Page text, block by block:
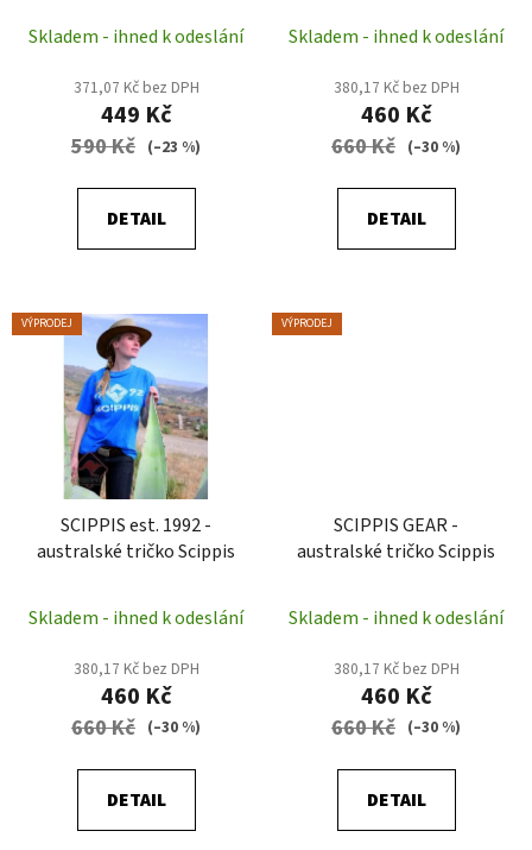
Skladem - ihned k odeslání
371,07 Kč bez DPH
449 Kč
590 Kč (–23 %)
DETAIL
Skladem - ihned k odeslání
380,17 Kč bez DPH
460 Kč
660 Kč (–30 %)
DETAIL
VÝPRODEJ
SCIPPIS est. 1992 -
australské tričko Scippis
Skladem - ihned k odeslání
380,17 Kč bez DPH
460 Kč
660 Kč (–30 %)
DETAIL
VÝPRODEJ
SCIPPIS GEAR -
australské tričko Scippis
Skladem - ihned k odeslání
380,17 Kč bez DPH
460 Kč
660 Kč (–30 %)
DETAIL